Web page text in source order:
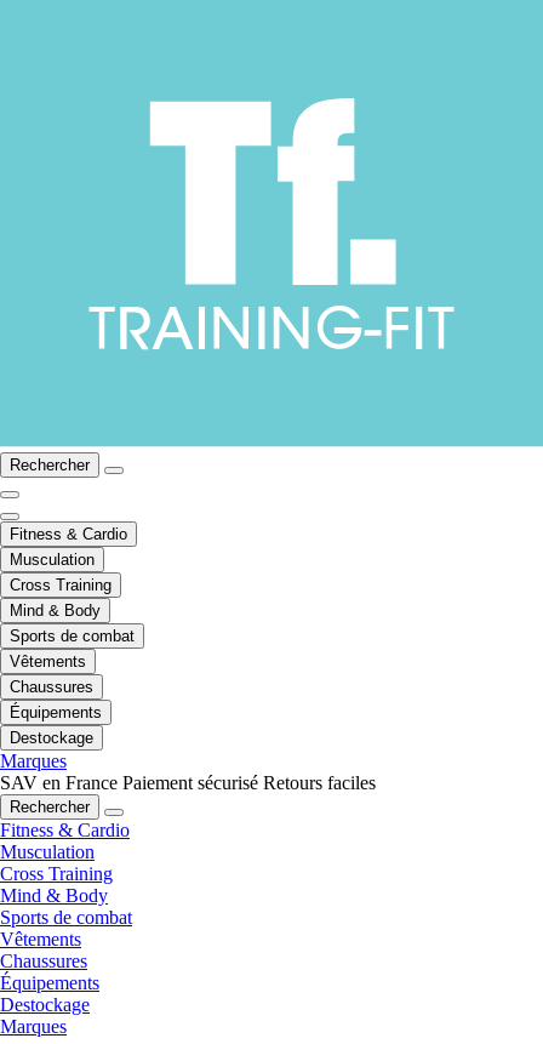
Rechercher
Fitness & Cardio
Musculation
Cross Training
Mind & Body
Sports de combat
Vêtements
Chaussures
Équipements
Destockage
Marques
SAV en France Paiement sécurisé Retours faciles
Rechercher
Fitness & Cardio
Musculation
Cross Training
Mind & Body
Sports de combat
Vêtements
Chaussures
Équipements
Destockage
Marques